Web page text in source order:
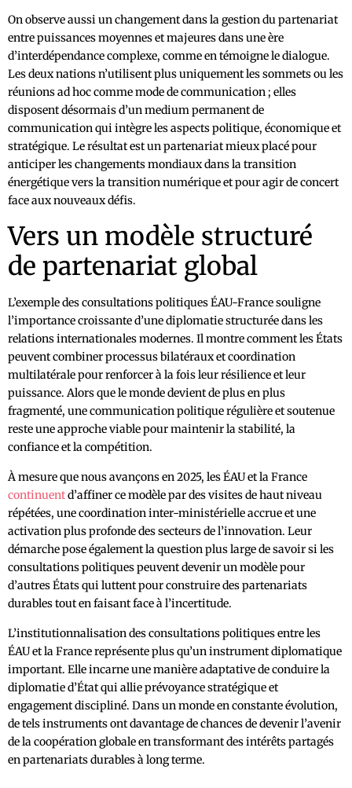
On observe aussi un changement dans la gestion du partenariat
entre puissances moyennes et majeures dans une ère
d’interdépendance complexe, comme en témoigne le dialogue.
Les deux nations n’utilisent plus uniquement les sommets ou les
réunions ad hoc comme mode de communication ; elles
disposent désormais d’un medium permanent de
communication qui intègre les aspects politique, économique et
stratégique. Le résultat est un partenariat mieux placé pour
anticiper les changements mondiaux dans la transition
énergétique vers la transition numérique et pour agir de concert
face aux nouveaux défis.
Vers un modèle structuré
de partenariat global
L’exemple des consultations politiques ÉAU-France souligne
l’importance croissante d’une diplomatie structurée dans les
relations internationales modernes. Il montre comment les États
peuvent combiner processus bilatéraux et coordination
multilatérale pour renforcer à la fois leur résilience et leur
puissance. Alors que le monde devient de plus en plus
fragmenté, une communication politique régulière et soutenue
reste une approche viable pour maintenir la stabilité, la
confiance et la compétition.
À mesure que nous avançons en 2025, les ÉAU et la France
continuentd’affiner ce modèle par des visites de haut niveau
répétées, une coordination inter-ministérielle accrue et une
activation plus profonde des secteurs de l’innovation. Leur
démarche pose également la question plus large de savoir si les
consultations politiques peuvent devenir un modèle pour
d’autres États qui luttent pour construire des partenariats
durables tout en faisant face à l’incertitude.
L’institutionnalisation des consultations politiques entre les
ÉAU et la France représente plus qu’un instrument diplomatique
important. Elle incarne une manière adaptative de conduire la
diplomatie d’État qui allie prévoyance stratégique et
engagement discipliné. Dans un monde en constante évolution,
de tels instruments ont davantage de chances de devenir l’avenir
de la coopération globale en transformant des intérêts partagés
en partenariats durables à long terme.